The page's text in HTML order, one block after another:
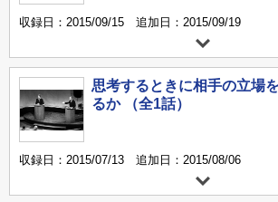
収録日：2015/09/15 追加日：2015/09/19
思考するときに相手の立場
るか （全1話）
収録日：2015/07/13 追加日：2015/08/06